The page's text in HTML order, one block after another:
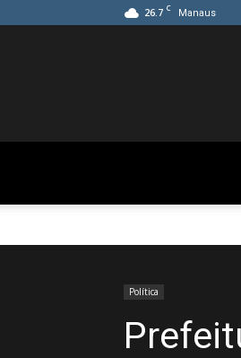
26.7 C Manaus
Política